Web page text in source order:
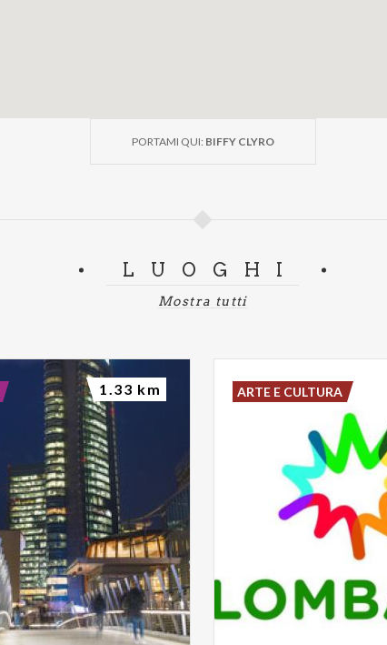
PORTAMI QUI: BIFFY CLYRO
LUOGHI
Mostra tutti
1.33 km ARTE E CULTURA